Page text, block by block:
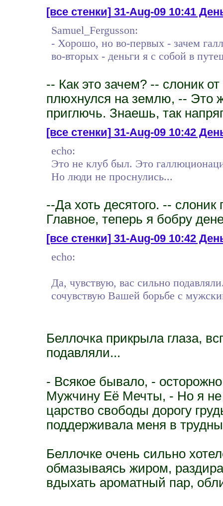
[все стенки]31-Aug-09 10:41
Samuel_Fergusson:
- Хорошо, но во-первых - зачем
во-вторых - деньги я с собой в
-- Как это зачем? -- слоник
плюхнулся на землю, --
приглючь. Знаешь, так
[все стенки]31-Aug-09 10:42
echo:
Это не клуб был. Это
Но люди не проснулись...
--Да хоть десятого. --
Главное, теперь я бобру
[все стенки]31-Aug-09 10:42
echo:
Да, чувствую, вас сильно
сочувствую Вашей борьбе с
Беллочка прикрыла глаза,
подавляли...
- Всякое бывало, -
Мужчину Её Мечты, - Но я
царство свободы дорогу
поддерживала меня в
Беллочке очень сильно
обмазываясь жиром,
вдыхать ароматный пар,